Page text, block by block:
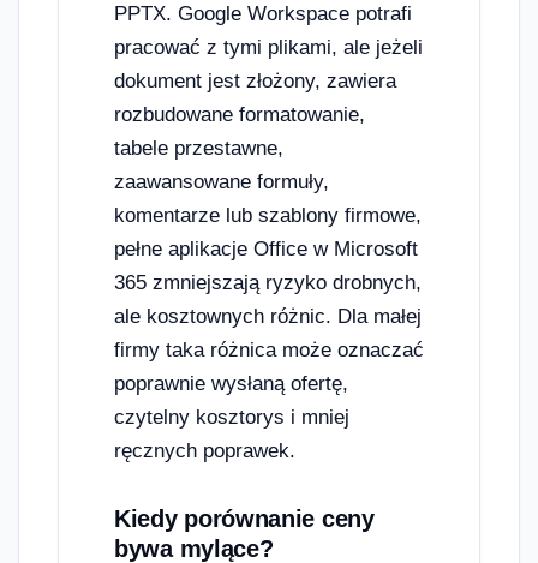
PPTX. Google Workspace potrafi
pracować z tymi plikami, ale jeżeli
dokument jest złożony, zawiera
rozbudowane formatowanie,
tabele przestawne,
zaawansowane formuły,
komentarze lub szablony firmowe,
pełne aplikacje Office w Microsoft
365 zmniejszają ryzyko drobnych,
ale kosztownych różnic. Dla małej
firmy taka różnica może oznaczać
poprawnie wysłaną ofertę,
czytelny kosztorys i mniej
ręcznych poprawek.
Kiedy porównanie ceny
bywa mylące?